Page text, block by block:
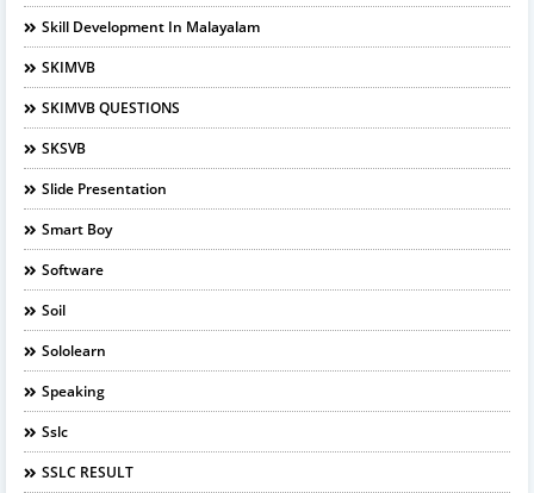
Skill Development In Malayalam
SKIMVB
SKIMVB QUESTIONS
SKSVB
Slide Presentation
Smart Boy
Software
Soil
Sololearn
Speaking
Sslc
SSLC RESULT